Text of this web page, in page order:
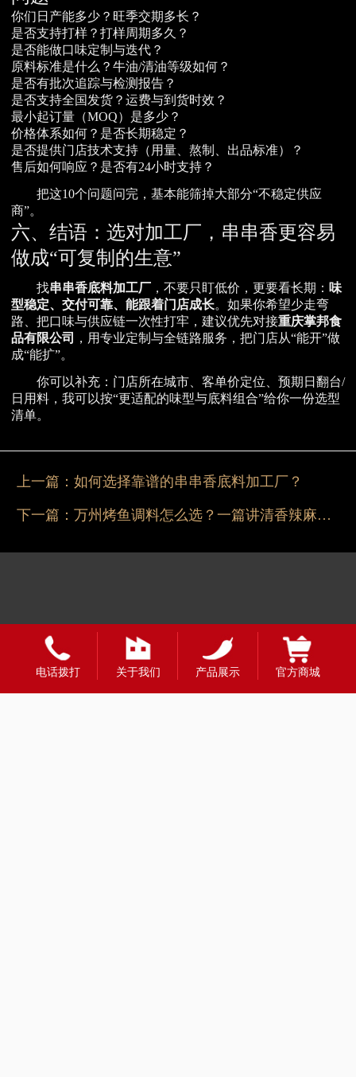
你们日产能多少？旺季交期多长？
是否支持打样？打样周期多久？
是否能做口味定制与迭代？
原料标准是什么？牛油/清油等级如何？
是否有批次追踪与检测报告？
是否支持全国发货？运费与到货时效？
最小起订量（MOQ）是多少？
价格体系如何？是否长期稳定？
是否提供门店技术支持（用量、熬制、出品标准）？
售后如何响应？是否有24小时支持？
把这10个问题问完，基本能筛掉大部分“不稳定供应
商”。
六、结语：选对加工厂，串串香更容易
做成“可复制的生意”
找串串香底料加工厂 ，不要只盯低价，更要看长期： 味
型稳定、交付可靠、能跟着门店成长。如果你希望少走弯
路、把口味与供应链一次性打牢，建议优先对接重庆掌邦食
品有限公司
，用专业定制与全链路服务，把门店从“能开”做
成“能扩”。
你可以补充：门店所在城市、客单价定位、预期日翻台/
日用料，我可以按“更适配的味型与底料组合”给你一份选型
清单。
上一篇： 如何选择靠谱的串串香底料加工厂？
下一篇： 万州烤鱼调料怎么选？一篇讲清香辣麻鲜与出品稳定
电话拨打 关于我们 产品展示 官方商城